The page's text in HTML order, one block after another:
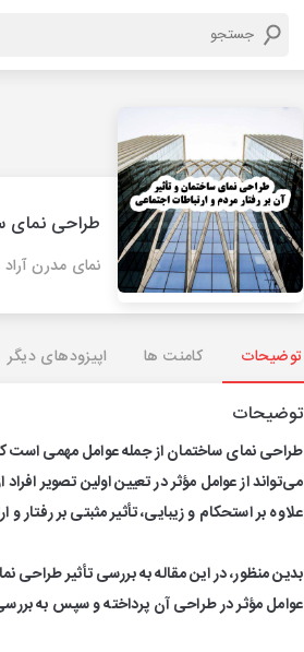
طراحی نمای
نمای مدرن آراد
توضیحات کامنت ها اپیزودهای دیگر
توضیحات
طراحی نمای ساختمان از جمله عوامل مهمی است که
می‌تواند از عوامل مؤثر در تعیین اولین تصویر
علاوه بر استحکام و زیبایی، تأثیر مثبتی بر رفتار
بدین منظور، در این مقاله به بررسی تأثیر طراحی
عوامل مؤثر در طراحی آن پرداخته و سپس به